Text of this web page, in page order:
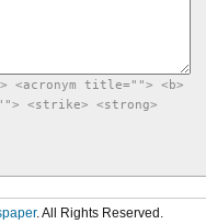
title=""> <b>
<strike> <strong>
. All Rights Reserved.